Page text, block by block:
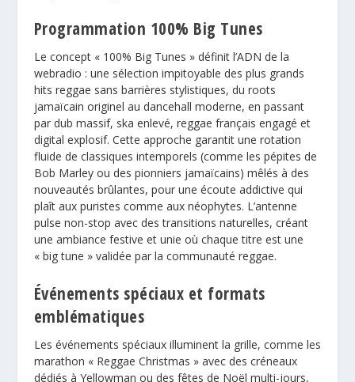
Programmation 100% Big Tunes
Le concept « 100% Big Tunes » définit l’ADN de la
webradio : une sélection impitoyable des plus grands
hits reggae sans barrières stylistiques, du roots
jamaïcain originel au dancehall moderne, en passant
par dub massif, ska enlevé, reggae français engagé et
digital explosif. Cette approche garantit une rotation
fluide de classiques intemporels (comme les pépites de
Bob Marley ou des pionniers jamaïcains) mêlés à des
nouveautés brûlantes, pour une écoute addictive qui
plaît aux puristes comme aux néophytes. L’antenne
pulse non-stop avec des transitions naturelles, créant
une ambiance festive et unie où chaque titre est une
« big tune » validée par la communauté reggae.
Événements spéciaux et formats
emblématiques
Les événements spéciaux illuminent la grille, comme les
marathon « Reggae Christmas » avec des créneaux
dédiés à Yellowman ou des fêtes de Noël multi-jours,